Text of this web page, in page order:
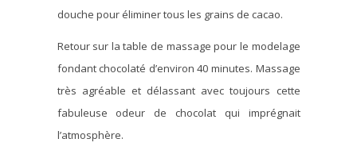
douche pour éliminer tous les grains de cacao.
Retour sur la table de massage pour le modelage
fondant chocolaté d’environ 40 minutes. Massage
très agréable et délassant avec toujours cette
fabuleuse odeur de chocolat qui imprégnait
l’atmosphère.